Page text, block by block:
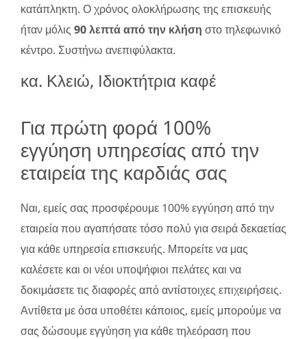
κατάπληκτη. Ο χρόνος ολοκλήρωσης της επισκευής
ήταν μόλις 90 λεπτά από την κλήση στο τηλεφωνικό
κέντρο. Συστήνω ανεπιφύλακτα.
κα. Κλειώ, Ιδιοκτήτρια καφέ
Για πρώτη φορά 100%
εγγύηση υπηρεσίας από την
εταιρεία της καρδιάς σας
Ναι, εμείς σας προσφέρουμε 100% εγγύηση από την
εταιρεία που αγαπήσατε τόσο πολύ για σειρά δεκαετίας
για κάθε υπηρεσία επισκευής. Μπορείτε να μας
καλέσετε και οι νέοι υποψήφιοι πελάτες και να
δοκιμάσετε τις διαφορές από αντίστοιχες επιχειρήσεις.
Αντίθετα με όσα υποθέτει κάποιος, εμείς μπορούμε να
σας δώσουμε εγγύηση για κάθε τηλεόραση που